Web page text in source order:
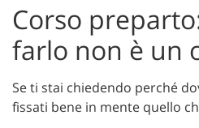
Corso
farlo non è un
Se ti stai chiedendo perché
fissati bene in mente quello